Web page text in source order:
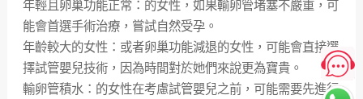
年輕且卵巢功能正常：的女性，如果輸卵管堵塞不嚴重，可
能會首選手術治療，嘗試自然受孕。
年齡較大的女性：或者卵巢功能減退的女性，可能會直接選
擇試管嬰兒技術，因為時間對於她們來說更為寶貴。
輸卵管積水：的女性在考慮試管嬰兒之前，可能需要先進行